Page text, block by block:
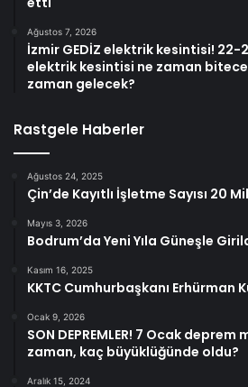
Ağustos 7, 2026
İzmir GEDİZ elektrik kesintisi! 22-
elektrik kesintisi ne zaman
zaman gelecek?
Rastgele Haberler
Ağustos 24, 2025
Çin’de Kayıtlı İşletme Sayısı 20
Mayıs 3, 2026
Bodrum’da Yeni Yıla Güneşle
Kasım 16, 2025
KKTC Cumhurbaşkanı Erhürman
Ocak 9, 2026
SON DEPREMLER! 7 Ocak
zaman, kaç büyüklüğünde oldu?
Aralık 15, 2024